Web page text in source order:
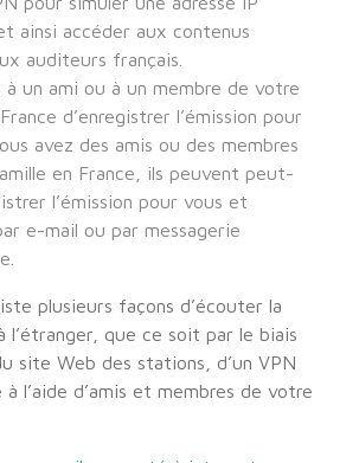
ainsi accéder aux contenus
auditeurs français.
à un ami ou à un membre de votre
d’enregistrer l’émission pour
avez des amis ou des membres
en France, ils peuvent peut-
l’émission pour vous et
e-mail ou par messagerie
plusieurs façons d’écouter la
l’étranger, que ce soit par le biais
site Web des stations, d’un VPN
l’aide d’amis et membres de votre